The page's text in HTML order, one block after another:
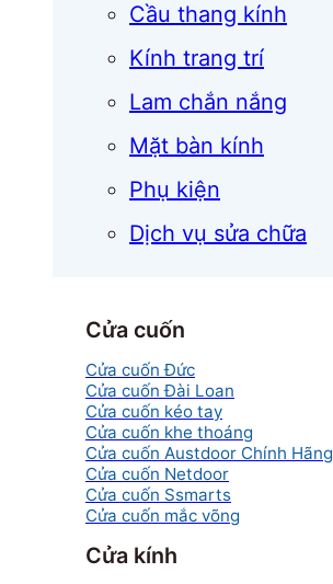
Cầu thang kính
Kính trang trí
Lam chắn nắng
Mặt bàn kính
Phụ kiện
Dịch vụ sửa chữa
Cửa cuốn
Cửa cuốn Đức
Cửa cuốn Đài Loan
Cửa cuốn kéo tay
Cửa cuốn khe thoáng
Cửa cuốn Austdoor Chính Hãng
Cửa cuốn Netdoor
Cửa cuốn Ssmarts
Cửa cuốn mắc võng
Cửa kính